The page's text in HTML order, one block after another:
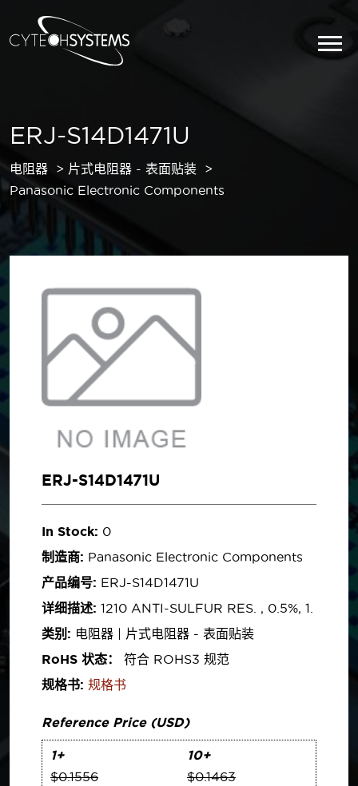
ERJ-S14D1471U
电阻器
片式电阻器 - 表面贴装
Panasonic Electronic Components
ERJ-S14D1471U
In Stock: 0
制造商: Panasonic Electronic Components
产品编号: ERJ-S14D1471U
详细描述: 1210 ANTI-SULFUR RES. , 0.5%, 1.
类别: 电阻器 | 片式电阻器 - 表面贴装
RoHS 状态：
符合 ROHS3 规范
规格书: 规格书
Reference Price (USD)
1+
$0.1556
10+
$0.1463